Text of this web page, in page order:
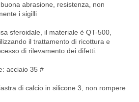
abrasione, resistenza, non
i sigilli
sferoidale, il materiale è QT-500,
il trattamento di ricottura e
di rilevamento dei difetti.
acciaio 35 #
di calcio in silicone 3, non rompere